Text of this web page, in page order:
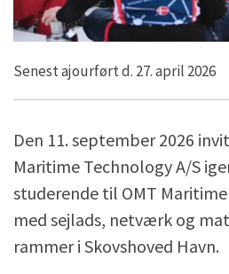
Senest ajourført d. 27. april 2026
Den 11. september 2026
Maritime Technology A/S
studerende til OMT Maritime
med sejlads, netværk og
rammer i Skovshoved Havn.